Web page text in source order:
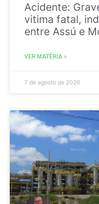
Acidente:
vitima fatal,
entre Assú e
VER MATÉRIA »
7 de agosto de 2026